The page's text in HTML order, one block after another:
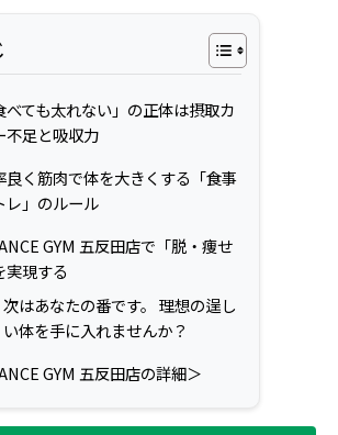
べても太れない」の正体は摂取カ
不足と吸収力
良く筋肉で体を大きくする「食事
レ」のルール
GYM 五反田店で「脱・痩せ
実現する
次はあなたの番です。 理想の逞し
い体を手に入れませんか？
GYM 五反田店の詳細＞